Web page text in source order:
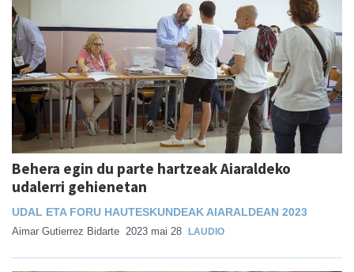
Behera egin du parte hartzeak Aiaraldeko
udalerri gehienetan
UDAL ETA FORU HAUTESKUNDEAK AIARALDEAN 2023
Aimar Gutierrez Bidarte 2023 mai 28 LAUDIO